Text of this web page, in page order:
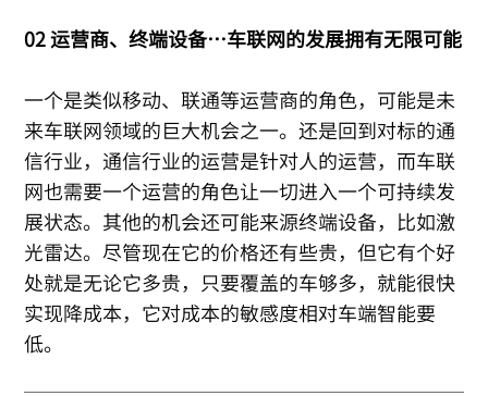
02 运营商、终端设备…车联网的发展拥有无限可能
一个是类似移动、联通等运营商的角色，可能是未
来车联网领域的巨大机会之一。还是回到对标的通
信行业，通信行业的运营是针对人的运营，而车联
网也需要一个运营的角色让一切进入一个可持续发
展状态。其他的机会还可能来源终端设备，比如激
光雷达。尽管现在它的价格还有些贵，但它有个好
处就是无论它多贵，只要覆盖的车够多，就能很快
实现降成本，它对成本的敏感度相对车端智能要
低。